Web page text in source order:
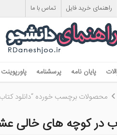
راهنمای خرید فایل تماس با ما
پایان نامه پرسشنامه پاورپوینت
محصولات برچسب خورده “دانلود
در کوچه های خالی